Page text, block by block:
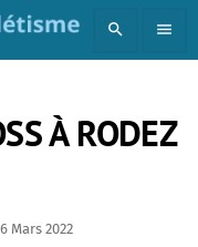
search menu
À RODEZ
6 Mars 2022